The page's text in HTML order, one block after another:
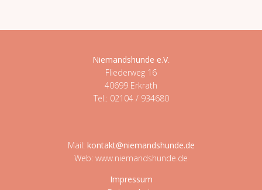
Niemandshunde e.V
Fliederweg 16
40699 Erkrath
Tel.: 02104 / 934680
Mail: kontakt@niemandshunde.de
Web: www.niemandshunde.de
Impressum